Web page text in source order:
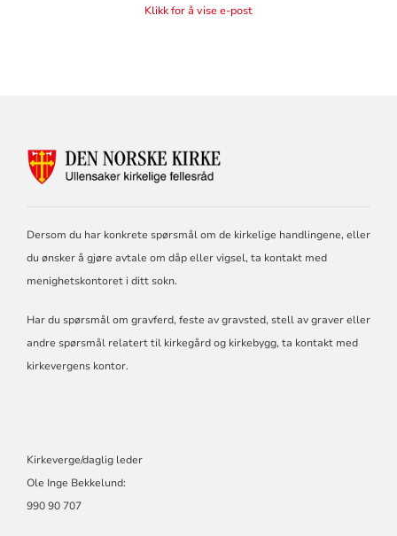
Klikk for å vise e-post
KONTAKTINFORMASJON
Dersom du har konkrete spørsmål om de kirkelige handlingene, eller
du ønsker å gjøre avtale om dåp eller vigsel, ta kontakt med
menighetskontoret i ditt sokn.
Har du spørsmål om gravferd, feste av gravsted, stell av graver eller
andre spørsmål relatert til kirkegård og kirkebygg, ta kontakt med
kirkevergens kontor.
Kirkeverge/daglig leder
Ole Inge Bekkelund:
990 90 707